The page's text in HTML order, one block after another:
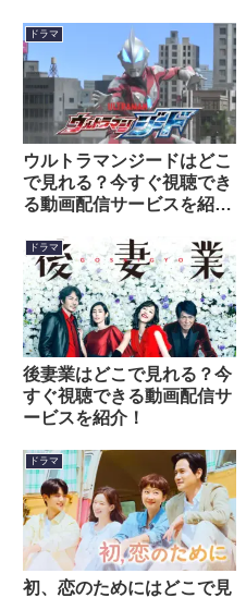
ドラマ
ウルトラマンジードはどこ
で見れる？今すぐ視聴でき
る動画配信サービスを紹
ドラマ
後妻業はどこで見れる？今
すぐ視聴できる動画配信サ
ービスを紹介！
ドラマ
初、恋のためにはどこで見